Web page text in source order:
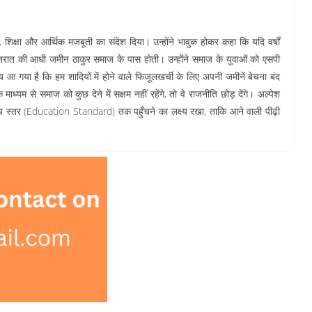
और आर्थिक मजबूती का संदेश दिया। उन्होंने भावुक होकर कहा कि यदि वर्षों
की आधी जमीन ठाकुर समाज के पास होती। उन्होंने समाज के युवाओं को एसपी
है कि हम शादियों में होने वाले फिजूलखर्ची के लिए अपनी जमीनें बेचना बंद
माध्यम से समाज को कुछ देने में सक्षम नहीं रहेंगे, तो वे राजनीति छोड़ देंगे। अल्पेश
स्तर (Education Standard) तक पहुँचने का लक्ष्य रखा, ताकि आने वाली पीढ़ी